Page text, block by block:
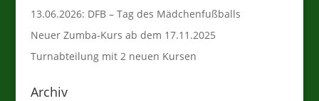
13.06.2026: DFB – Tag des Mädchenfußballs
Neuer Zumba-Kurs ab dem 17.11.2025
Turnabteilung mit 2 neuen Kursen
Archiv